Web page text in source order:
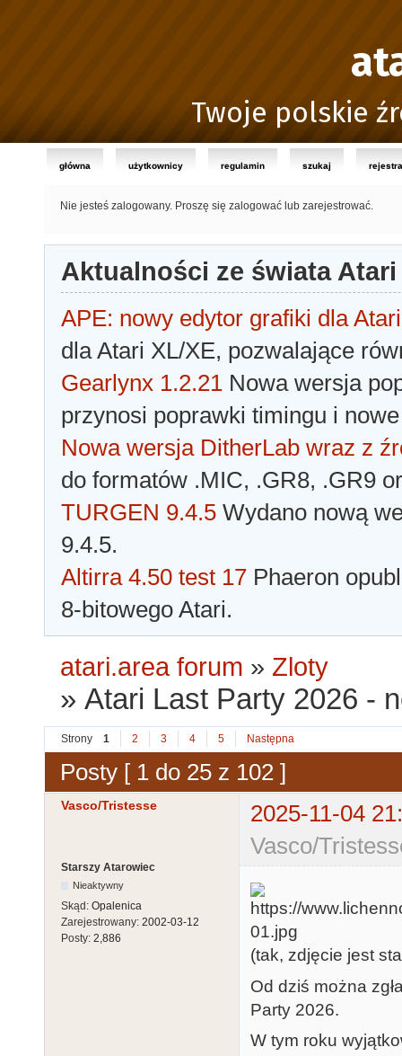
Twoje polskie
główna użytkownicy regulamin szukaj
Nie jesteś zalogowany. Proszę się zalogować lub zarejestrować.
Aktualności ze świata Atari
APE: nowy edytor grafiki dla Atari
dla Atari XL/XE, pozwalające
Gearlynx 1.2.21 Nowa wersja
przynosi poprawki timingu i
Nowa wersja DitherLab wraz z
do formatów .MIC, .GR8, .GR9
TURGEN 9.4.5 Wydano nową
9.4.5.
Altirra 4.50 test 17 Phaeron
8-bitowego Atari.
atari.area forum » Zloty
»Atari Last Party 2026 -
Strony 1 2 3 4 5 Następna
Posty [ 1 do 25 z 102 ]
Vasco/Tristesse
2025-11-04
Vasco/
Starszy Atarowiec
Nieaktywny
Skąd: Opalenica
Zarejestrowany: 2002-03-12
Posty: 2,886
(tak, zdjęcie jest
Od dziś można
Party 2026.
W tym roku